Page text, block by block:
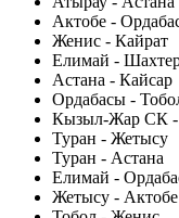
Актобе -
Женис - Кайрат
Елимай -
Астана - Кайсар
Ордабасы -
Кызыл-Жар СК -
Туран - Жетысу
Туран - Астана
Елимай -
Жетысу - Актобе